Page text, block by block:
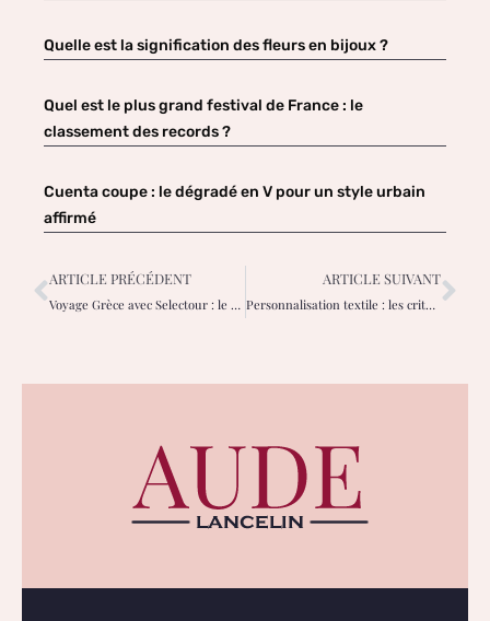
Quelle est la signification des fleurs en bijoux ?
Quel est le plus grand festival de France : le
classement des records ?
Cuenta coupe : le dégradé en V pour un style urbain
affirmé
ARTICLE PRÉCÉDENT
Voyage Grèce avec Selectour : le meilleur type de séjour selon votre budget ?
ARTICLE SUIVANT
Personnalisation textile : les critères d’une impression durable